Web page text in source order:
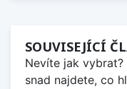
SOUVISEJÍCÍ
Nevíte jak
snad najdete, co